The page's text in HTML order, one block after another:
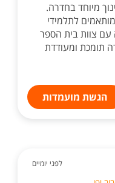
מיוחד בחדרה.
לתלמידי
עם צוות בית הספר
תומכת ומעודדת
הגשת מועמדות
לפני יומיים